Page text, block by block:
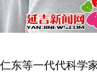
东等一代代科学